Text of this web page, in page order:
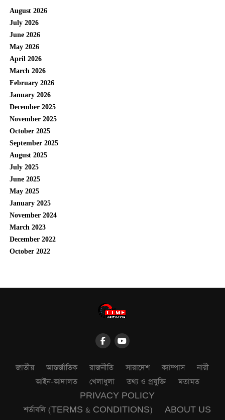
August 2026
July 2026
June 2026
May 2026
April 2026
March 2026
February 2026
January 2026
December 2025
November 2025
October 2025
September 2025
August 2025
July 2025
June 2025
May 2025
January 2025
November 2024
March 2023
December 2022
October 2022
জাতীয় আন্তর্জাতিক রাজনীতি সারাদেশ ক্যাম্পাস
নারী
আইন-আদালত
খেলাধুলা তথ্য ও প্রযুক্তি
মতামত
PRIVACY POLICY
শর্তাবলি (TERMS & CONDITIONS)
ABOUT US